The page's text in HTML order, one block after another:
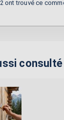
ont trouvé ce
consulté